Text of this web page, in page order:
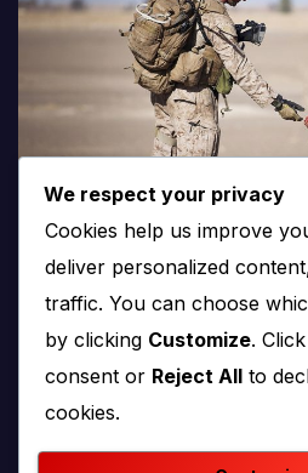
produkcija i
We respect your privacy
Cookies help us improve
deliver personalized
traffic. You can choose
by clicking Customize. Click
consent or Reject All to
cookies.